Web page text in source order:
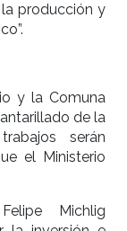
producción y
y la Comuna
de la
serán
el Ministerio
Michlig